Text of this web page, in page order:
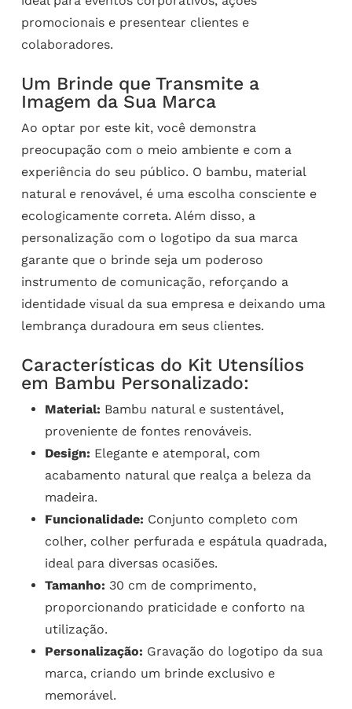
promocionais e presentear clientes e
colaboradores.
Um Brinde que Transmite a
Imagem da Sua Marca
Ao optar por este kit, você demonstra
preocupação com o meio ambiente e com a
experiência do seu público. O bambu, material
natural e renovável, é uma escolha consciente e
ecologicamente correta. Além disso, a
personalização com o logotipo da sua marca
garante que o brinde seja um poderoso
instrumento de comunicação, reforçando a
identidade visual da sua empresa e deixando uma
lembrança duradoura em seus clientes.
Características do Kit Utensílios
em Bambu Personalizado:
Material: Bambu natural e sustentável,
proveniente de fontes renováveis.
Design: Elegante e atemporal, com
acabamento natural que realça a beleza da
madeira.
Funcionalidade: Conjunto completo com
colher, colher perfurada e espátula quadrada,
ideal para diversas ocasiões.
Tamanho: 30 cm de comprimento,
proporcionando praticidade e conforto na
utilização.
Personalização: Gravação do logotipo da sua
marca, criando um brinde exclusivo e
memorável.